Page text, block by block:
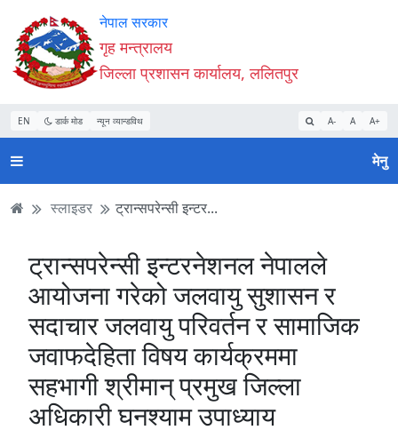
Accessibility
Mode
सुरु
गर्नुहोस्
सामाग्री
पढ्नुहाेस्
नेभिगेसन
पढ्नुहाेस्
वेबसाइट
खोजमा
जानुहोस्
नेपाल सरकार
गृह मन्त्रालय
जिल्ला प्रशासन कार्यालय, ललितपुर
EN डार्क मोड न्यून व्यान्डविथ A- A A+
मेनु
स्लाइडर ट्रान्सपरेन्सी इन्टर...
ट्रान्सपरेन्सी इन्टरनेशनल नेपालले
आयोजना गरेको जलवायु सुशासन र
सदाचार जलवायु परिवर्तन र सामाजिक
जवाफदेहिता विषय कार्यक्रममा
सहभागी श्रीमान् प्रमुख जिल्ला
अधिकारी घनश्याम उपाध्याय